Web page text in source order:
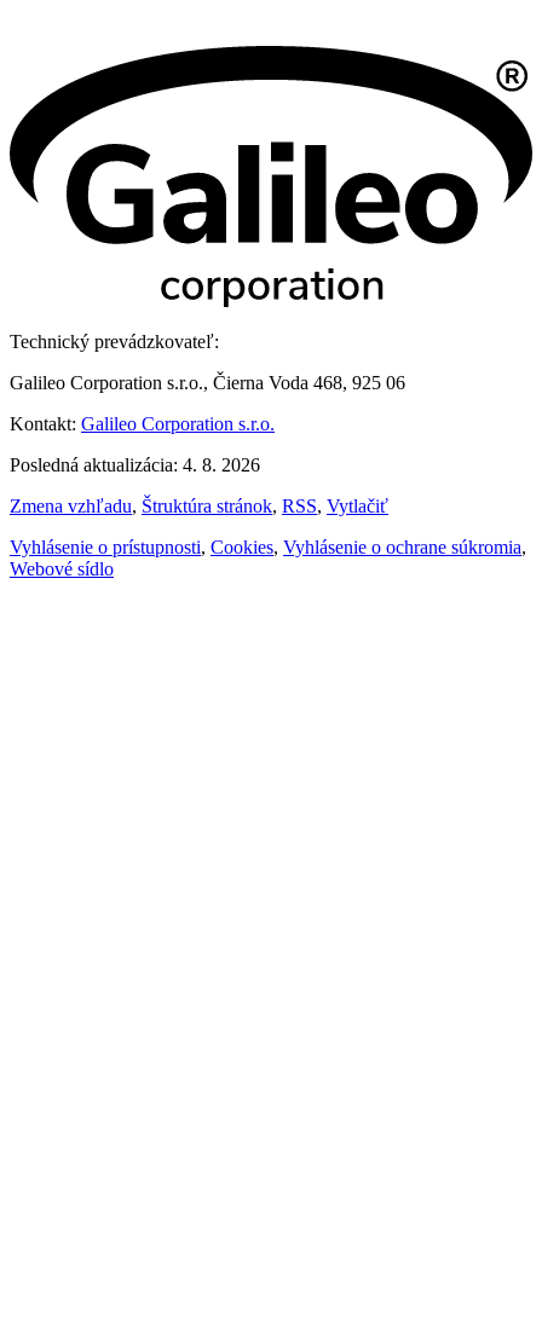
Technický prevádzkovateľ:
Galileo Corporation s.r.o., Čierna Voda 468, 925 06
Kontakt: Galileo Corporation s.r.o.
Posledná aktualizácia: 4. 8. 2026
Zmena vzhľadu, Štruktúra stránok, RSS, Vytlačiť
Vyhlásenie o prístupnosti, Cookies, Vyhlásenie o ochrane súkromia,
Webové sídlo